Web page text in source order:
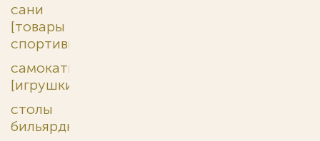
сани
[товары
спортивные]
самокаты
[игрушки]
столы
бильярдные